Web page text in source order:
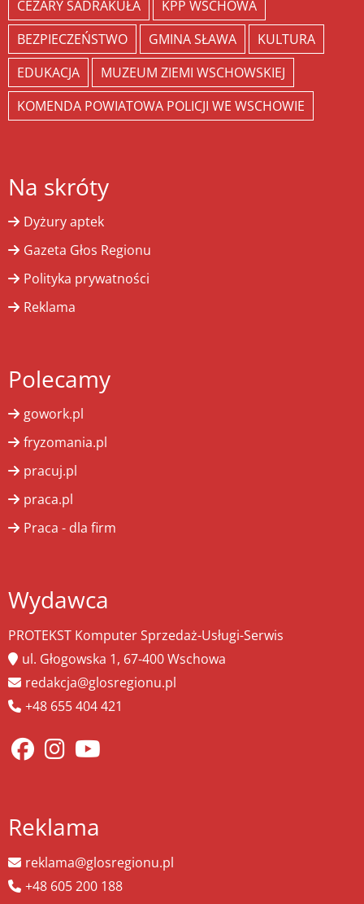
CEZARY SADRAKUŁA
KPP WSCHOWA
BEZPIECZEŃSTWO
GMINA SŁAWA
KULTURA
EDUKACJA
MUZEUM ZIEMI WSCHOWSKIEJ
KOMENDA POWIATOWA POLICJI WE WSCHOWIE
Na skróty
Dyżury aptek
Gazeta Głos Regionu
Polityka prywatności
Reklama
Polecamy
gowork.pl
fryzomania.pl
pracuj.pl
praca.pl
Praca - dla firm
Wydawca
PROTEKST Komputer Sprzedaż-Usługi-Serwis
ul. Głogowska 1, 67-400 Wschowa
redakcja@glosregionu.pl
+48 655 404 421
Reklama
reklama@glosregionu.pl
+48 605 200 188